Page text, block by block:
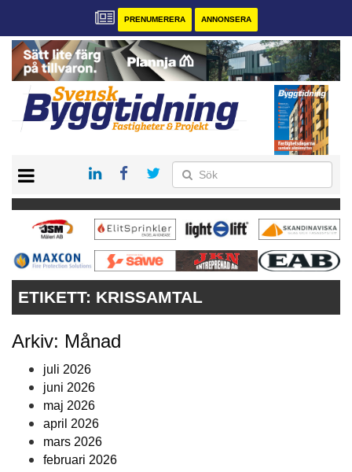
PRENUMERERA ANNONSERA
PRENUMERERA
VÅRA ANDRA MAGASIN
ANNONSERA
ETIKETT: KRISSAMTAL
Arkiv: Månad
juli 2026
juni 2026
maj 2026
april 2026
mars 2026
februari 2026